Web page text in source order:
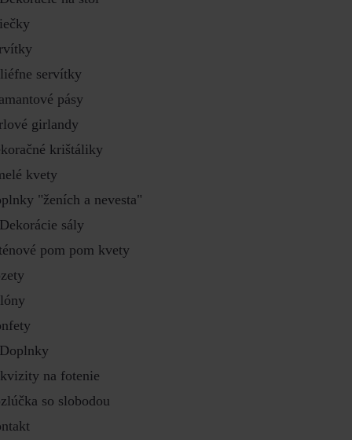
servítky
pásy
girlandy
krištáliky
kvety
"ženích a nevesta"
Dekorácie sály
pom pom kvety
Doplnky
na fotenie
so slobodou